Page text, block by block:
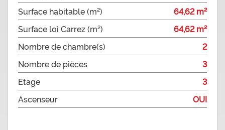
Surface habitable (m²)
64,62 m²
Surface loi Carrez (m²)
64,62 m²
Nombre de chambre(s)
2
Nombre de pièces
3
Etage
3
Ascenseur
OUI